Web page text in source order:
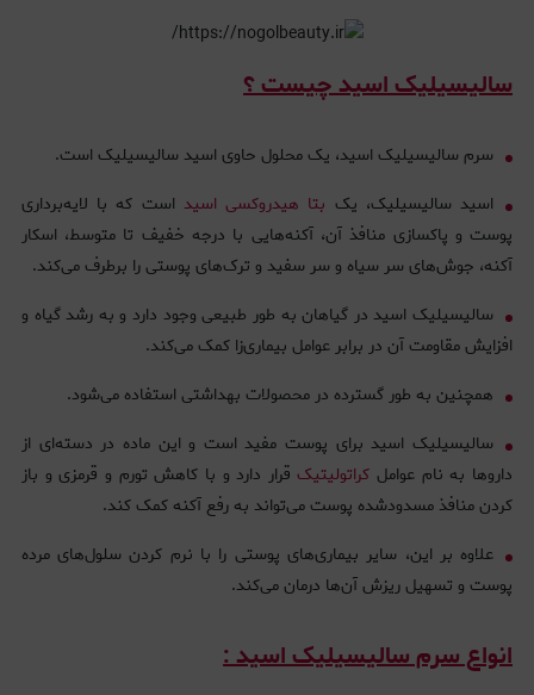
سالیسیلیک اسید چیست ؟
سرم سالیسیلیک اسید، یک محلول حاوی اسید سالیسیلیک است.
اسید سالیسیلیک، یک بتا هیدروکسی اسید است که با لایه‌برداری
پوست و پاکسازی منافذ آن، آکنه‌هایی با درجه خفیف تا متوسط، اسکار
آکنه، جوش‌های سر سیاه و سر سفید و ترک‌های پوستی را برطرف می‌کند.
سالیسیلیک اسید در گیاهان به طور طبیعی وجود دارد و به رشد گیاه و
افزایش مقاومت آن در برابر عوامل بیماری‌زا کمک می‌کند.
همچنین به طور گسترده در محصولات بهداشتی استفاده می‌شود.
سالیسیلیک اسید برای پوست مفید است و این ماده در دسته‌ای از
داروها به نام عوامل کراتولیتیکقرار دارد و با کاهش تورم و قرمزی و باز
کردن منافذ مسدود‌شده پوست می‌تواند به رفع آکنه کمک کند.
علاوه بر این، سایر بیماری‌های پوستی را با نرم کردن سلول‌های مرده
پوست و تسهیل ریزش آن‌ها درمان می‌کند.
انواع سرم سالیسیلیک اسید :